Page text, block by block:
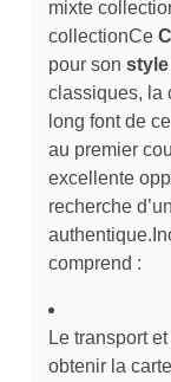
mixte
collectionCe
pour son style
classiques, la
long font de
au premier
excellente
recherche
comprend :
Le transport
obtenir la